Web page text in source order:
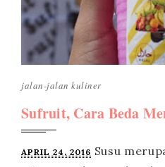
jalan-jalan kuliner
Sufruit, Cara Beda
APRIL 24, 2016